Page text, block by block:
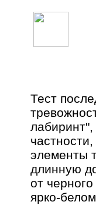
Тест
элементы
длинную
от
ярко-